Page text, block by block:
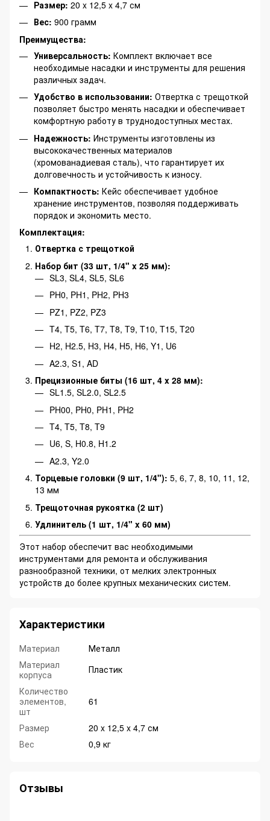
Размер: 20 x 12,5 x 4,7 см
Вес: 900 грамм
Преимущества:
Универсальность: Комплект включает все
необходимые насадки и инструменты для решения
различных задач.
Удобство в использовании: Отвертка с трещоткой
позволяет быстро менять насадки и обеспечивает
комфортную работу в труднодоступных местах.
Надежность: Инструменты изготовлены из
высококачественных материалов
(хромованадиевая сталь), что гарантирует их
долговечность и устойчивость к износу.
Компактность: Кейс обеспечивает удобное
хранение инструментов, позволяя поддерживать
порядок и экономить место.
Комплектация:
Отвертка с трещоткой
Набор бит (33 шт, 1/4" x 25 мм):
SL3, SL4, SL5, SL6
PH0, PH1, PH2, PH3
PZ1, PZ2, PZ3
T4, T5, T6, T7, T8, T9, T10, T15, T20
H2, H2.5, H3, H4, H5, H6, Y1, U6
A2.3, S1, AD
Прецизионные биты (16 шт, 4 x 28 мм):
SL1.5, SL2.0, SL2.5
PH00, PH0, PH1, PH2
T4, T5, T8, T9
U6, S, H0.8, H1.2
A2.3, Y2.0
Торцевые головки (9 шт, 1/4"): 5, 6, 7, 8, 10, 11, 12,
13 мм
Трещоточная рукоятка (2 шт)
Удлинитель (1 шт, 1/4" x 60 мм)
Этот набор обеспечит вас необходимыми
инструментами для ремонта и обслуживания
разнообразной техники, от мелких электронных
устройств до более крупных механических систем.
Характеристики
Материал
Металл
Материал
корпуса
Пластик
Количество
элементов,
шт
61
Размер
20 x 12,5 x 4,7 см
Вес
0,9 кг
Отзывы